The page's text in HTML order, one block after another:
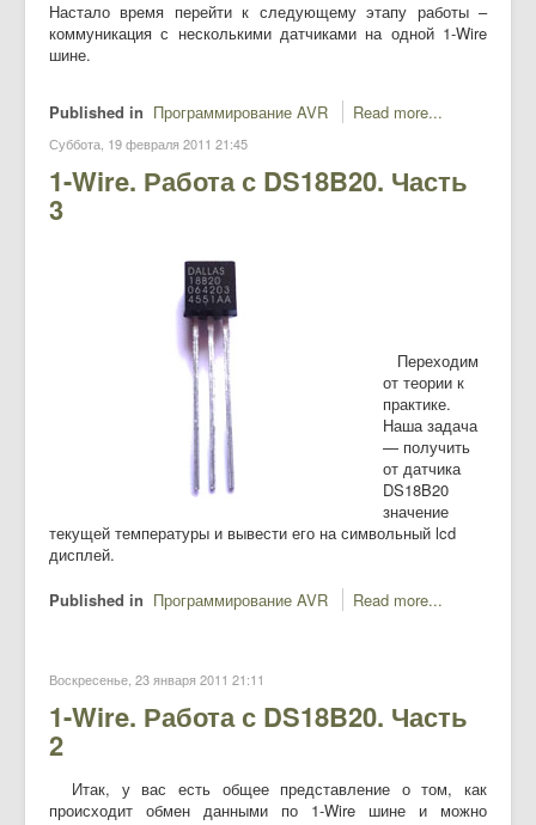
Настало время перейти к следующему этапу работы –
коммуникация с несколькими датчиками на одной 1-Wire
шине.
Published in Программирование AVR Read more...
Суббота, 19 февраля 2011 21:45
1-Wire. Работа с DS18B20. Часть
3
Переходим
от теории к
практике.
Наша задача
— получить
от датчика
DS18B20
значение
текущей температуры и вывести его на символьный lcd
дисплей.
Published in Программирование AVR Read more...
Воскресенье, 23 января 2011 21:11
1-Wire. Работа с DS18B20. Часть
2
Итак, у вас есть общее представление о том, как
происходит обмен данными по 1-Wire шине и можно